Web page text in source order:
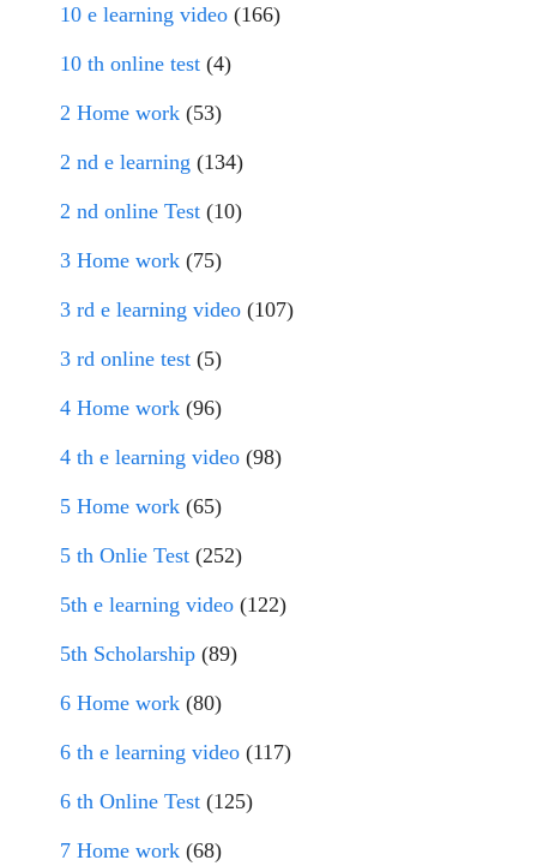
10 e learning video (166)
10 th online test (4)
2 Home work (53)
2 nd e learning (134)
2 nd online Test (10)
3 Home work (75)
3 rd e learning video (107)
3 rd online test (5)
4 Home work (96)
4 th e learning video (98)
5 Home work (65)
5 th Onlie Test (252)
5th e learning video (122)
5th Scholarship (89)
6 Home work (80)
6 th e learning video (117)
6 th Online Test (125)
7 Home work (68)